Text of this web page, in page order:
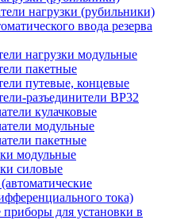
нагрузки (рубильники)
ввода резерва
нагрузки модульные
пакетные
путевые, концевые
разъединители ВР32
кулачковые
модульные
пакетные
модульные
силовые
тока)
для установки в